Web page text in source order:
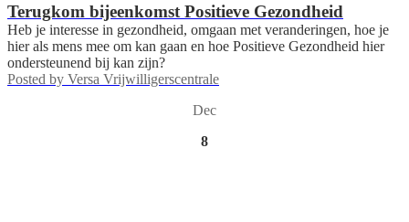
Terugkom bijeenkomst Positieve Gezondheid
Heb je interesse in gezondheid, omgaan met veranderingen, hoe je
hier als mens mee om kan gaan en hoe Positieve Gezondheid hier
ondersteunend bij kan zijn?
Posted by Versa Vrijwilligerscentrale
Dec
8